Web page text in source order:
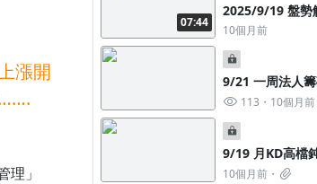
漲開
」
07:44
2025/9/19 盤勢
(影音+文字)
10個月前
9/21 一周法人籌
股與教學及強、
113 10個月前
9/19 月KD高檔
(老同學方案)
10個月前